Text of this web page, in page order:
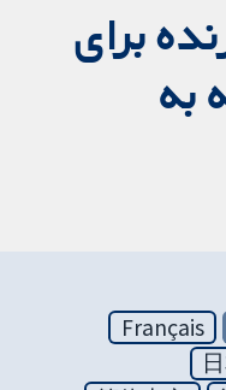
برای
به
Français